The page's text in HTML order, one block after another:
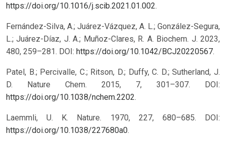
https://doi.org/10.1016/j.scib.2021.01.002.
Fernández-Silva, A.; Juárez-Vázquez, A. L.; González-Segura,
L.; Juárez-Díaz, J. A.; Muñoz-Clares, R. A. Biochem. J. 2023,
480, 259–281. DOI: https://doi.org/10.1042/BCJ20220567.
Patel, B.; Percivalle, C.; Ritson, D.; Duffy, C. D.; Sutherland, J.
D. Nature Chem. 2015, 7, 301–307. DOI:
https://doi.org/10.1038/nchem.2202.
Laemmli, U. K. Nature. 1970, 227, 680–685. DOI:
https://doi.org/10.1038/227680a0.